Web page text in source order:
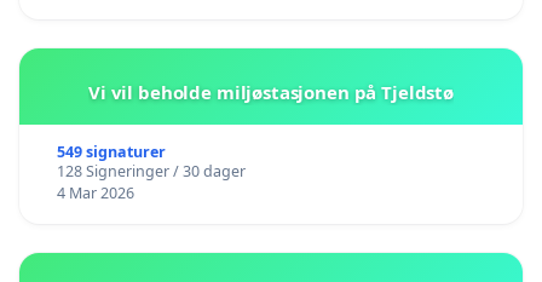
Vi vil beholde miljøstasjonen på Tjeldstø
549 signaturer
128 Signeringer / 30 dager
4 Mar 2026